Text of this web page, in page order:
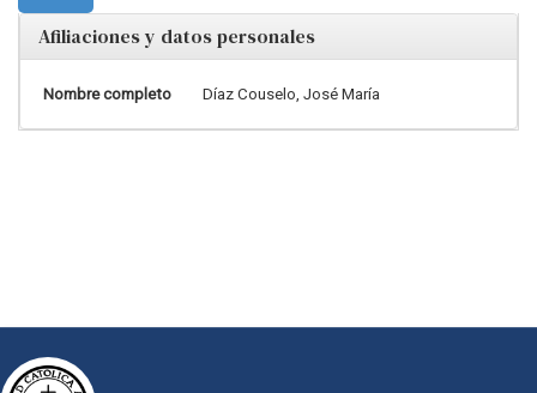
Afiliaciones y datos personales
Nombre completo Díaz Couselo, José María